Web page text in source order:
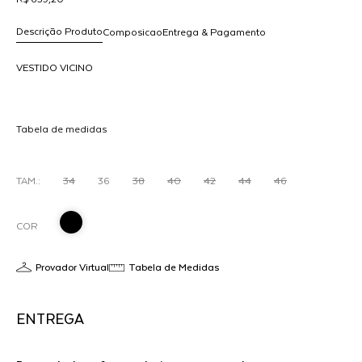
Composicao
Descrição Produto Entrega & Pagamento
VESTIDO VICINO
Tabela de medidas
TAM.: 34 36 38 40 42 44 46
COR
Provador Virtual Tabela de Medidas
ENTREGA